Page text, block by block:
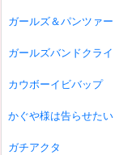
ガールズ＆パンツァー
ガールズバンドクライ
カウボーイビバップ
かぐや様は告らせたい
ガチアクタ